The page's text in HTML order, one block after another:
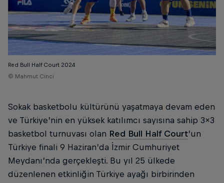
Red Bull Half Court 2024
© Mahmut Cinci
Sokak basketbolu kültürünü yaşatmaya devam eden
ve Türkiye’nin en yüksek katılımcı sayısına sahip 3x3
basketbol turnuvası olan Red Bull Half Court’un
Türkiye finali 9 Haziran’da İzmir Cumhuriyet
Meydanı’nda gerçekleşti. Bu yıl 25 ülkede
düzenlenen etkinliğin Türkiye ayağı birbirinden